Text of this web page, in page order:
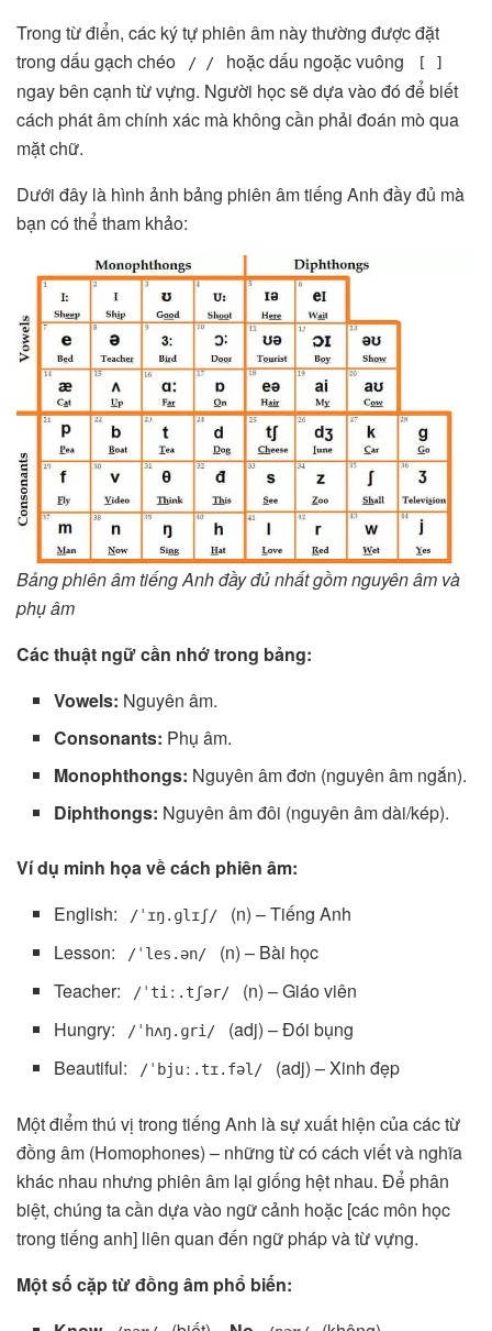
Trong từ điển, các ký tự phiên âm này thường được đặt
trong dấu gạch chéo
/ / hoặc dấu ngoặc vuông [ ]
ngay bên cạnh từ vựng. Người học sẽ dựa vào đó để biết
cách phát âm chính xác mà không cần phải đoán mò qua
mặt chữ.
Dưới đây là hình ảnh bảng phiên âm tiếng Anh đầy đủ mà
bạn có thể tham khảo:
Bảng phiên âm tiếng Anh đầy đủ nhất gồm nguyên âm và
phụ âm
Các thuật ngữ cần nhớ trong bảng:
Vowels: Nguyên âm.
Consonants: Phụ âm.
Monophthongs: Nguyên âm đơn (nguyên âm ngắn).
Diphthongs: Nguyên âm đôi (nguyên âm dài/kép).
Ví dụ minh họa về cách phiên âm:
English:
/ˈɪŋ.ɡlɪʃ/
(n) – Tiếng Anh
Lesson:
/ˈles.ən/
(n) – Bài học
Teacher:
/ˈtiː.tʃər/
(n) – Giáo viên
Hungry:
/ˈhʌŋ.ɡri/
(adj) – Đói bụng
Beautiful:
/ˈbjuː.tɪ.fəl/ (adj) – Xinh đẹp
Một điểm thú vị trong tiếng Anh là sự xuất hiện của các từ
đồng âm (Homophones) – những từ có cách viết và nghĩa
khác nhau nhưng phiên âm lại giống hệt nhau. Để phân
biệt, chúng ta cần dựa vào ngữ cảnh hoặc [các môn học
trong tiếng anh] liên quan đến ngữ pháp và từ vựng.
Một số cặp từ đồng âm phổ biến: